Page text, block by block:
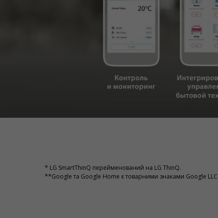
* LG SmartThinQ перейменований на LG ThinQ.
**Google та Google Home є товарними знаками Google